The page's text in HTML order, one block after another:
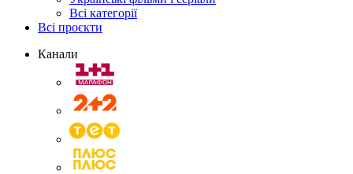
Всі категорії
Всі проєкти
Канали